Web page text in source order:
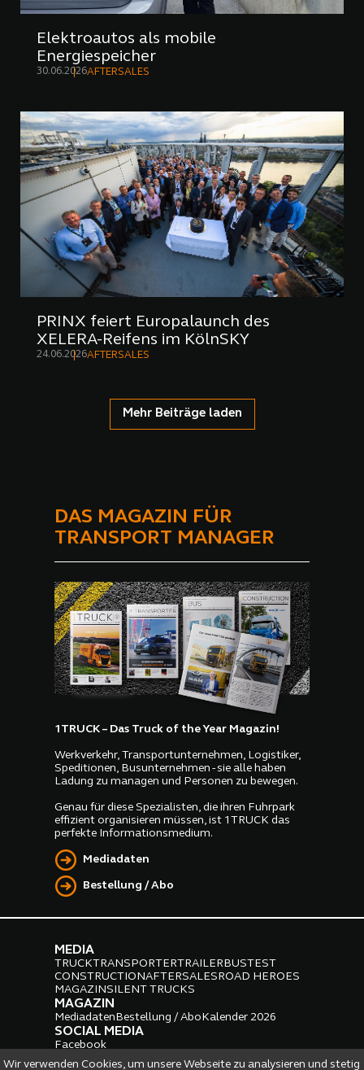
Wir verwenden Cookies, um unsere Webseite zu analysieren und stetig
Elektroautos als mobile
Energiespeicher
30.06.2026AFTERSALES
PRINX feiert Europalaunch des
XELERA-Reifens im KölnSKY
24.06.2026AFTERSALES
Mehr Beiträge laden
DAS MAGAZIN FÜR
TRANSPORT MANAGER
1TRUCK – Das Truck of the Year Magazin!
Werkverkehr, Transportunternehmen, Logistiker,
Speditionen, Busunternehmen - sie alle haben
Ladung zu managen und Personen zu bewegen.
Genau für diese Spezialisten, die ihren Fuhrpark
effizient organisieren müssen, ist 1TRUCK das
perfekte Informationsmedium.
Mediadaten
Bestellung / Abo
MEDIA
TRUCKTRANSPORTERTRAILERBUSTEST
CONSTRUCTIONAFTERSALESROAD HEROES
MAGAZINSILENT TRUCKS
MAGAZIN
MediadatenBestellung / AboKalender 2026
SOCIAL MEDIA
Facebook
Instagram LinkedIn